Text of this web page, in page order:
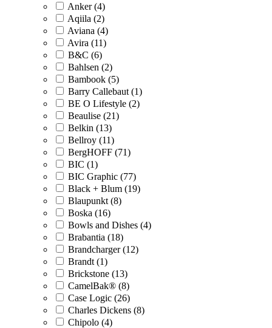
Anker (4)
Aqiila (2)
Aviana (4)
Avira (11)
B&C (6)
Bahlsen (2)
Bambook (5)
Barry Callebaut (1)
BE O Lifestyle (2)
Beaulise (21)
Belkin (13)
Bellroy (11)
BergHOFF (71)
BIC (1)
BIC Graphic (77)
Black + Blum (19)
Blaupunkt (8)
Boska (16)
Bowls and Dishes (4)
Brabantia (18)
Brandcharger (12)
Brandt (1)
Brickstone (13)
CamelBak® (8)
Case Logic (26)
Charles Dickens (8)
Chipolo (4)